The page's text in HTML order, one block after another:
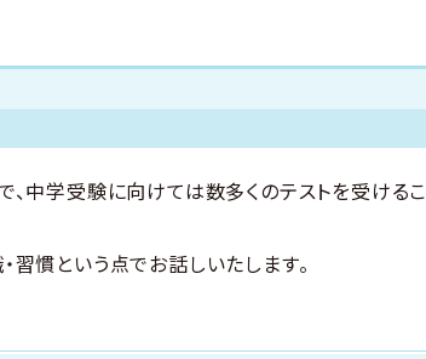
、中学受験に向けては数多くのテストを受けるこ
習慣という点でお話しいたします。